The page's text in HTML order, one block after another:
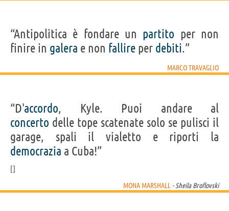
“Antipolitica è fondare un partito per non
finire in galera e non fallire per debiti.”
MARCO TRAVAGLIO
“D'accordo, Kyle. Puoi andare al
concerto delle tope scatenate solo se pulisci il
garage, spali il vialetto e riporti la
democrazia a Cuba!”
MONA MARSHALL - Sheila Broflovski